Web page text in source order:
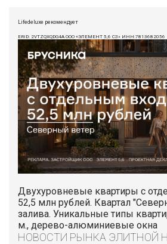
Lifedeluxe рекомендует
ERID: 2VTZQXQDG4A ООО «ЭЛЕМЕНТ 5,6 СЗ» ИНН:7813682056
Двухуровневые квартиры с
52,5 млн рублей. Квартал
залива. Уникальные типы
м., дерево-алюминиевые окна
НОВОСТИ РЫНКА ЭЛИТНОЙ